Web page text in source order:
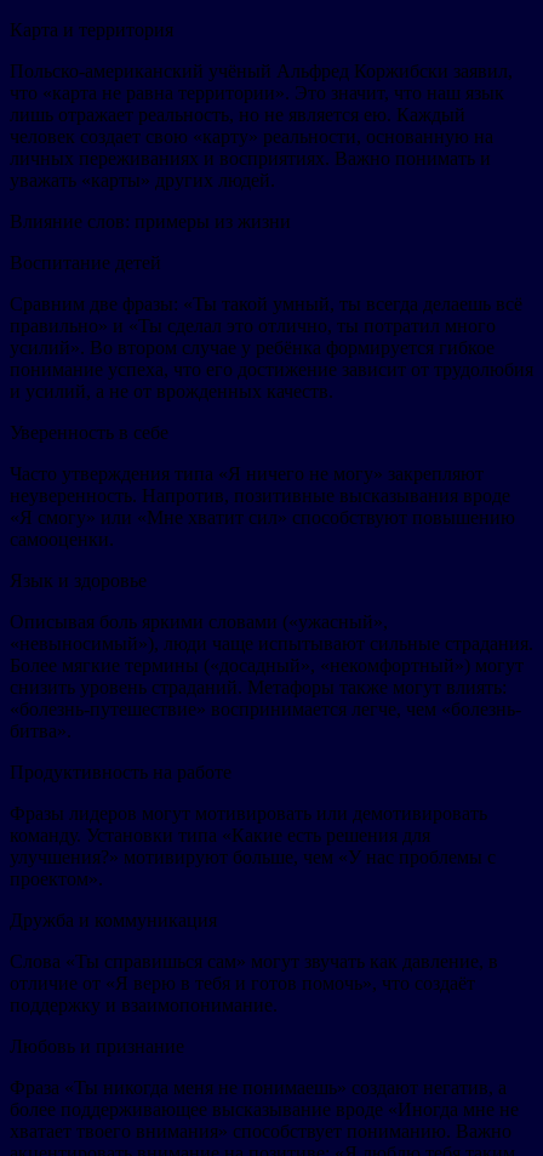
Карта и территория
Польско-американский учёный Альфред Коржибски заявил,
что «карта не равна территории». Это значит, что наш язык
лишь отражает реальность, но не является ею. Каждый
человек создает свою «карту» реальности, основанную на
личных переживаниях и восприятиях. Важно понимать и
уважать «карты» других людей.
Влияние слов: примеры из жизни
Воспитание детей
Сравним две фразы: «Ты такой умный, ты всегда делаешь всё
правильно» и «Ты сделал это отлично, ты потратил много
усилий». Во втором случае у ребёнка формируется гибкое
понимание успеха, что его достижение зависит от трудолюбия
и усилий, а не от врожденных качеств.
Уверенность в себе
Часто утверждения типа «Я ничего не могу» закрепляют
неуверенность. Напротив, позитивные высказывания вроде
«Я смогу» или «Мне хватит сил» способствуют повышению
самооценки.
Язык и здоровье
Описывая боль яркими словами («ужасный»,
«невыносимый»), люди чаще испытывают сильные страдания.
Более мягкие термины («досадный», «некомфортный») могут
снизить уровень страданий. Метафоры также могут влиять:
«болезнь-путешествие» воспринимается легче, чем «болезнь-
битва».
Продуктивность на работе
Фразы лидеров могут мотивировать или демотивировать
команду. Установки типа «Какие есть решения для
улучшения?» мотивируют больше, чем «У нас проблемы с
проектом».
Дружба и коммуникация
Слова «Ты справишься сам» могут звучать как давление, в
отличие от «Я верю в тебя и готов помочь», что создаёт
поддержку и взаимопонимание.
Любовь и признание
Фраза «Ты никогда меня не понимаешь» создают негатив, а
более поддерживающее высказывание вроде «Иногда мне не
хватает твоего внимания» способствует пониманию. Важно